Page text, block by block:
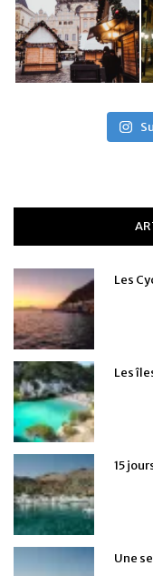
Les
Les
15
Une